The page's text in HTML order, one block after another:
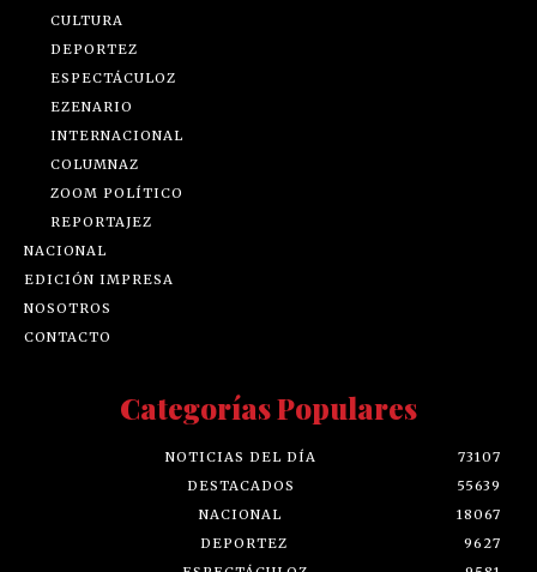
CULTURA
DEPORTEZ
ESPECTÁCULOZ
EZENARIO
INTERNACIONAL
COLUMNAZ
ZOOM POLÍTICO
REPORTAJEZ
NACIONAL
EDICIÓN IMPRESA
NOSOTROS
CONTACTO
Categorías Populares
NOTICIAS DEL DÍA
73107
DESTACADOS
55639
NACIONAL
18067
DEPORTEZ
9627